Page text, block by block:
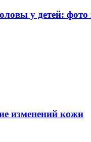
у детей:
изменений кожи